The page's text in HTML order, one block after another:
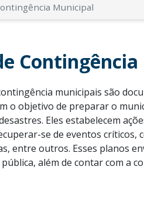
Municipal
municipais são
o objetivo de preparar o
Eles estabelecem
se de eventos críticos,
entre outros. Esses planos
além de contar com a